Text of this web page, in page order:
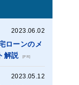
2023.06.02
ローンのメ
解説 [PR]
2023.05.12